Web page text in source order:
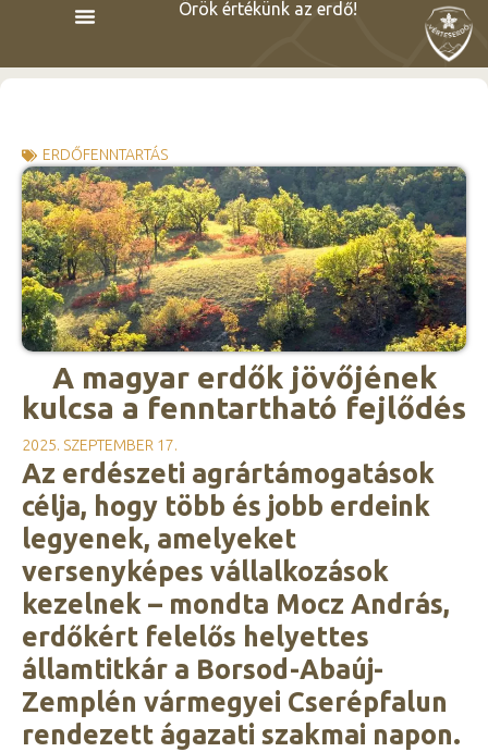
Örök értékünk az erdő!
ERDŐFENNTARTÁS
A magyar erdők jövőjének
kulcsa a fenntartható fejlődés
2025. SZEPTEMBER 17.
Az erdészeti agrártámogatások
célja, hogy több és jobb erdeink
legyenek, amelyeket
versenyképes vállalkozások
kezelnek – mondta Mocz András,
erdőkért felelős helyettes
államtitkár a Borsod-Abaúj-
Zemplén vármegyei Cserépfalun
rendezett ágazati szakmai napon.